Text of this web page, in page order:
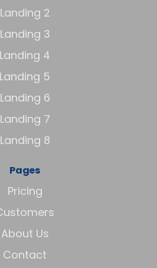
Landing 2
Landing 3
Landing 4
Landing 5
Landing 6
Landing 7
Landing 8
Pages
Pricing
About Us
Contact